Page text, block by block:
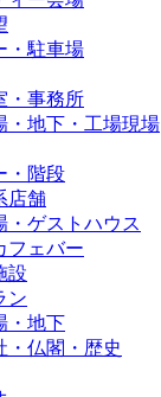
・駐車場
・事務所
・地下・工場現場
・階段
店舗
・ゲストハウス
フェバー
設
ン
・地下
・仏閣・歴史